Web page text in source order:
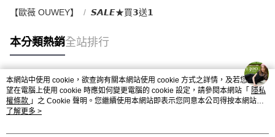
【歐薇 OUWEY】 𝙎𝘼𝙇𝙀★買𝟯送𝟭
本分類熱銷全站排行
熱門標籤
本網站中使用 cookie，欲查詢有關本網站使用 cookie 方式之詳情，及若您不希
望在電腦上使用 cookie 時應如何變更電腦的 cookie 設定，請參閱本網站「 隱私
權條款 」之 Cookie 聲明。您繼續使用本網站即表示您同意本公司得按本網站使
用條款之 Cookie 聲明使用 cookie。
了解更多 >